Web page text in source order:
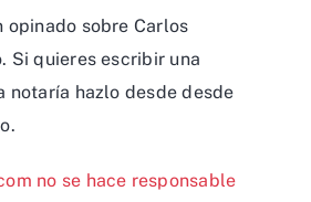
opinado sobre Carlos
Si quieres escribir una
notaría hazlo desde desde
.
no se hace responsable